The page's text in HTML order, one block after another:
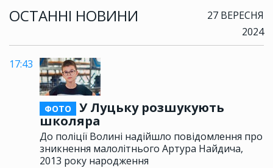
ОСТАННІ НОВИНИ
27 ВЕРЕСНЯ
2024
17:43
ФОТО
У Луцьку розшукують
школяра
До поліції Волині надійшло повідомлення про
зникнення малолітнього Артура Найдича,
2013 року народження